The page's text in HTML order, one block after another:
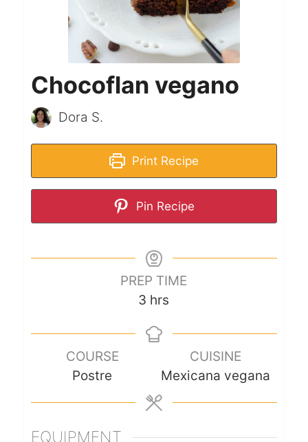
Chocoflan vegano
Dora S.
Print Recipe
Pin Recipe
PREP TIME
3 hrs
COURSE
Postre
CUISINE
Mexicana vegana
EQUIPMENT